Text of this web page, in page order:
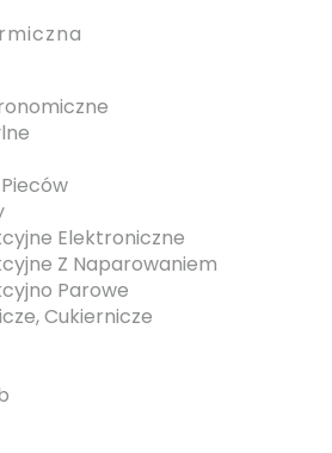
Elektroniczne
Z Naparowaniem
Parowe
Cukiernicze